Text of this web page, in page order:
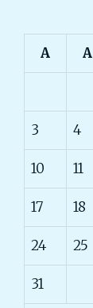
A
A
3 4
10 11
17 18
24 25
31